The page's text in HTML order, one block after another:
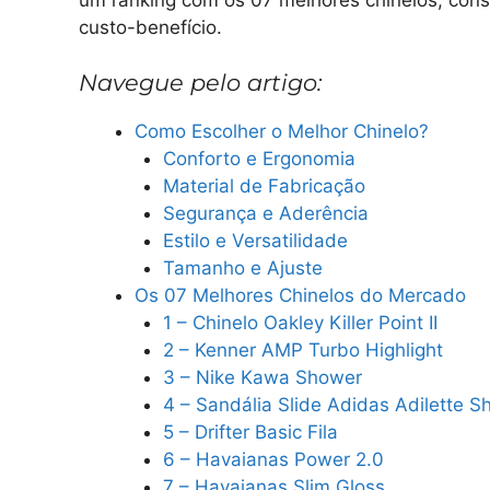
custo-benefício.
Navegue pelo artigo:
Como Escolher o Melhor Chinelo?
Conforto e Ergonomia
Material de Fabricação
Segurança e Aderência
Estilo e Versatilidade
Tamanho e Ajuste
Os 07 Melhores Chinelos do Mercado
1 – Chinelo Oakley Killer Point II
2 – Kenner AMP Turbo Highlight
3 – Nike Kawa Shower
4 – Sandália Slide Adidas Adilette
5 – Drifter Basic Fila
6 – Havaianas Power 2.0